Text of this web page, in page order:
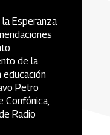
Esperanza
de la
educación
Petro
Confónica,
Radio